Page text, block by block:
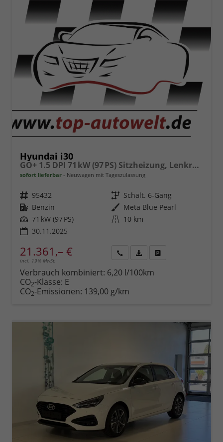
Hyundai i30
GO+ 1.5 DPI 71 kW (97 PS) Sitzheizung, Lenkradheizung, 2-Zonen-Klimaautomatik, Android Auto, Apple CarPlay, Navigationssystem, DAB, Indutkionsladen für Smartphones, 17 Zoll Leichtmetallfelgen, uvm.
sofort lieferbar Neuwagen mit Tageszulassung
Fahrzeugnr. 95432 Getriebe Schalt. 6-Gang
Kraftstoff Benzin Außenfarbe Meta Blue Pearl
Leistung 71 kW (97 PS) Kilometerstand 10 km
30.11.2025
21.361,– €
incl. 19% MwSt.
anfordern
Datei,
Verbrauch kombiniert: 6,20 l/100km
CO2-Klasse: E
CO2-Emissionen: 139,00 g/km